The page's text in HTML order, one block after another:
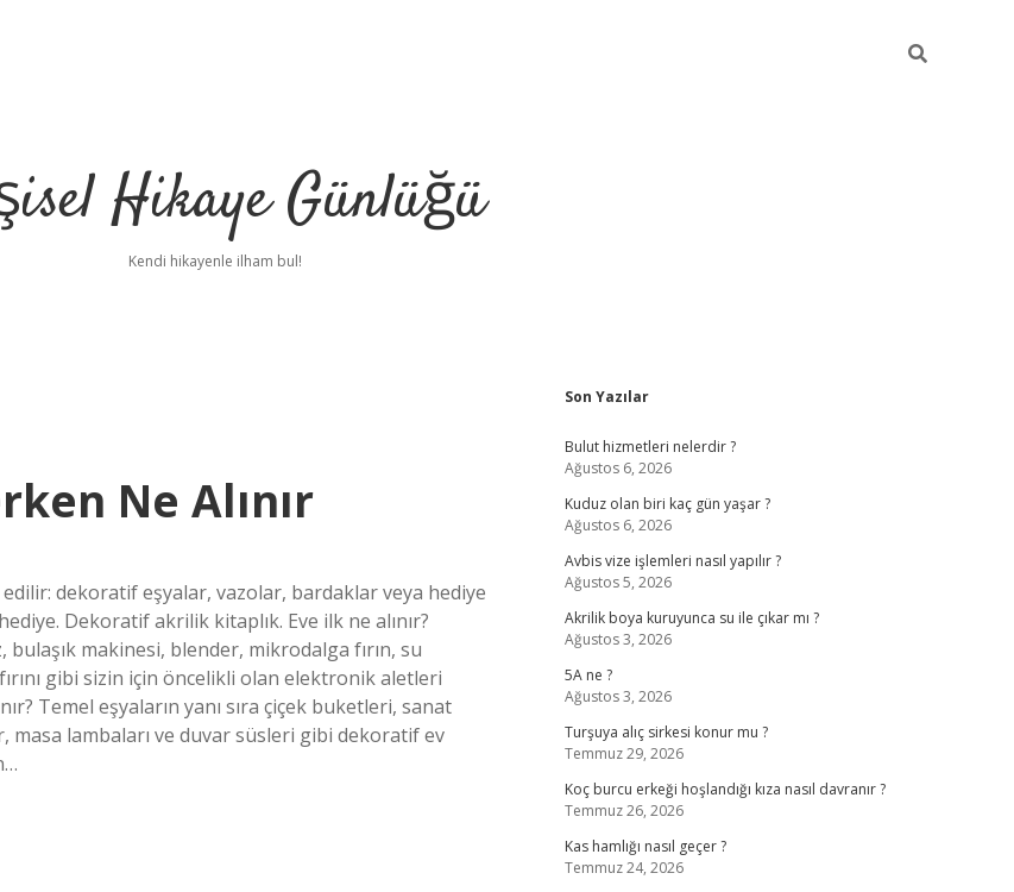
Hikaye Günlüğü
Kendi hikayenle ilham bul!
Ne Alınır
dekoratif eşyalar, vazolar, bardaklar veya hediye
Dekoratif akrilik kitaplık. Eve ilk ne alınır?
bulaşık makinesi, blender, mikrodalga fırın, su
gibi sizin için öncelikli olan elektronik aletleri
Temel eşyaların yanı sıra çiçek buketleri, sanat
lambaları ve duvar süsleri gibi dekoratif ev
Sidebar
Son Yazılar
Bulut hizmetleri nelerdir ?
Ağustos 6, 2026
Kuduz olan biri kaç gün yaşar ?
Ağustos 6, 2026
Avbis vize işlemleri nasıl yapılır ?
Ağustos 5, 2026
Akrilik boya kuruyunca su ile çıkar mı ?
Ağustos 3, 2026
5A ne ?
Ağustos 3, 2026
Turşuya alıç sirkesi konur mu ?
Temmuz 29, 2026
Koç burcu erkeği hoşlandığı kıza nasıl davranır ?
Temmuz 26, 2026
Kas hamlığı nasıl geçer ?
Temmuz 24, 2026